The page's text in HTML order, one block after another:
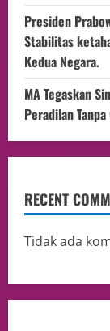
Presiden
Stabilitas
Kedua Negara.
MA Tegaskan
Peradilan
RECENT
Tidak ada